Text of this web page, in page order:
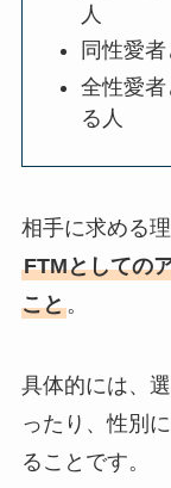
人
同性愛
全性愛
る人
相手に求める
FTMとしての
こと。
具体的には、
ったり、性別
ることです。